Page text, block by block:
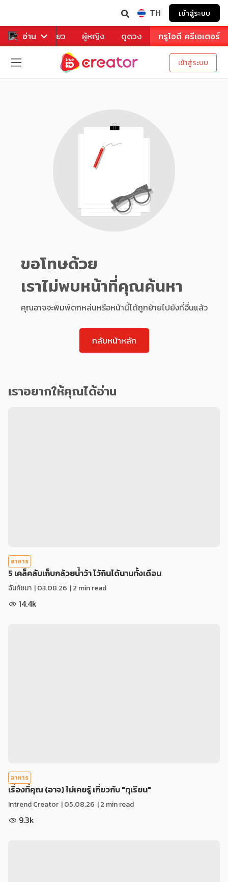
TH เข้าสู่ระบบ
อ่าน
หาร ท่องเที่ยว ผู้หญิง ดูดวง ทรูไอดี ครีเอเตอร์
เข้าสู่ระบบ
ขอโทษด้วย
เราไม่พบหน้าที่คุณค้นหา
คุณอาจจะพิมพ์ตกหล่นหรือหน้านี้ได้ถูกย้ายไปยังที่อื่นแล้ว
กลับหน้าหลัก
เราอยากให้คุณได้อ่าน
อาหาร
5 เคล็คลับเก็บกล้วยน้ำว้า ไว้กินได้นานทั้งเดือน
ฉันท์ชมา |03.08.26 | 2 min read
14.4k
อาหาร
เรื่องที่คุณ (อาจ) ไม่เคยรู้ เกี่ยวกับ "ทุเรียน"
Intrend Creator |05.08.26 | 2 min read
9.3k